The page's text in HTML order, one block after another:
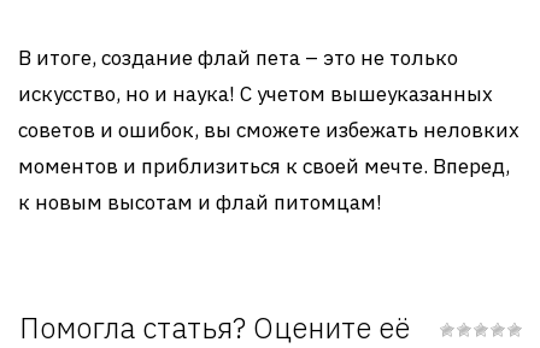
В итоге, создание флай пета – это не только
искусство, но и наука! С учетом вышеуказанных
советов и ошибок, вы сможете избежать неловких
моментов и приблизиться к своей мечте. Вперед,
к новым высотам и флай питомцам!
Помогла статья? Оцените её